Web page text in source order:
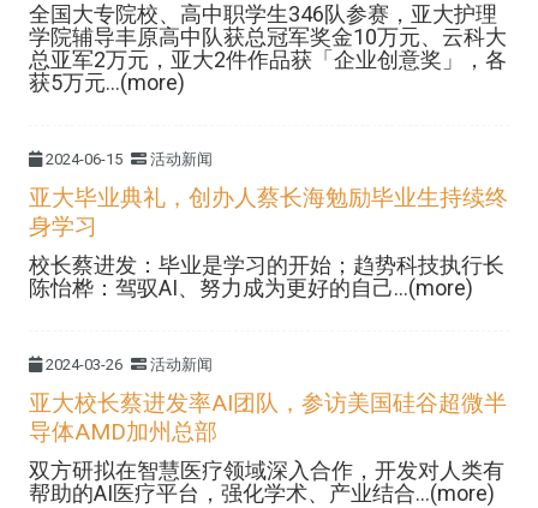
全国大专院校、高中职学生346队参赛，亚大护理
学院辅导丰原高中队获总冠军奖金10万元、云科大
总亚军2万元，亚大2件作品获「企业创意奖」，各
获5万元...(more)
2024-06-15 活动新闻
亚大毕业典礼，创办人蔡长海勉励毕业生持续终
身学习
校长蔡进发：毕业是学习的开始；趋势科技执行长
陈怡桦：驾驭AI、努力成为更好的自己...(more)
2024-03-26 活动新闻
亚大校长蔡进发率AI团队，参访美国硅谷超微半
导体AMD加州总部
双方研拟在智慧医疗领域深入合作，开发对人类有
帮助的AI医疗平台，强化学术、产业结合...(more)